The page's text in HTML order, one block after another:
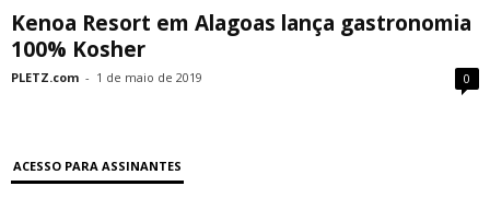
Kenoa Resort em Alagoas lança gastronomia
100% Kosher
PLETZ.com - 1 de maio de 2019 0
ACESSO PARA ASSINANTES